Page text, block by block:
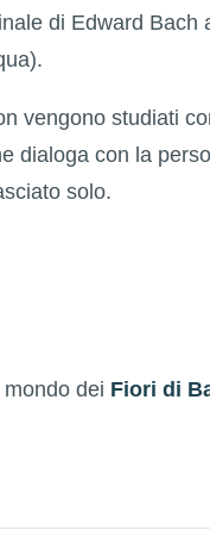
di Edward Bach
vengono studiati
dialoga con la
solo.
dei Fiori di